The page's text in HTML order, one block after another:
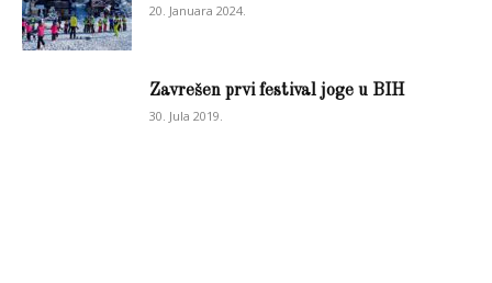
20. Januara 2024.
Zavrešen prvi festival joge u BIH
30. Jula 2019.